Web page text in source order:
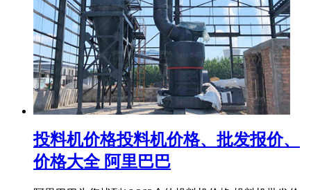
投料机价格投料机价格、批发报价、
价格大全 阿里巴巴